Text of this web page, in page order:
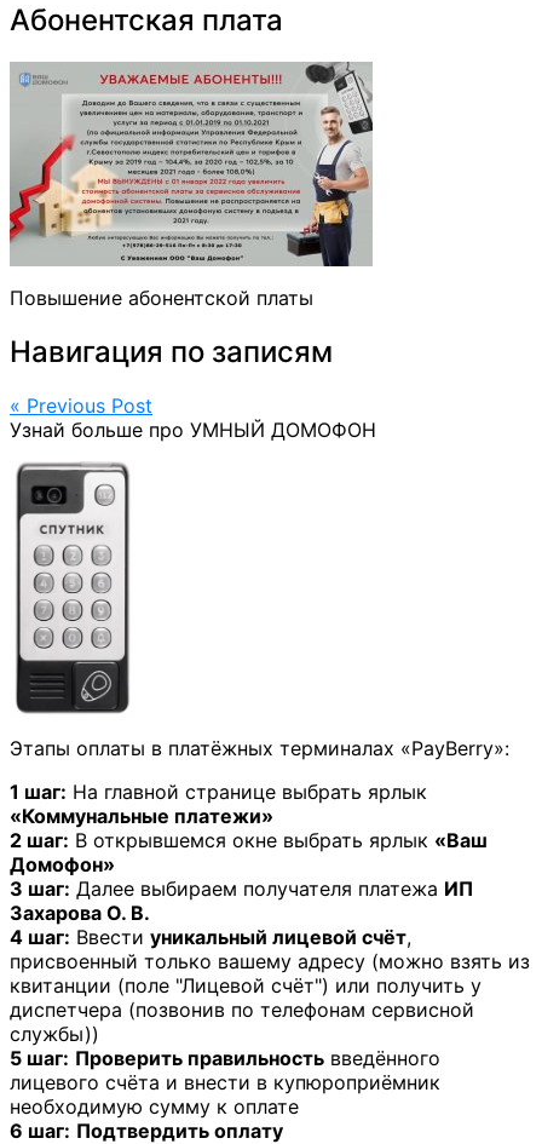
Абонентская плата
Повышение абонентской платы
Навигация по записям
« Previous Post
Узнай больше про УМНЫЙ ДОМОФОН
Этапы оплаты в платёжных терминалах «PayBerry»:
1 шаг: На главной странице выбрать ярлык
«Коммунальные платежи»
2 шаг: В открывшемся окне выбрать ярлык «Ваш
Домофон»
3 шаг: Далее выбираем получателя платежа ИП
Захарова О. В.
4 шаг: Ввести уникальный лицевой счёт,
присвоенный только вашему адресу (можно взять из
квитанции (поле "Лицевой счёт") или получить у
диспетчера (позвонив по телефонам сервисной
службы))
5 шаг: Проверить правильность введённого
лицевого счёта и внести в купюроприёмник
необходимую сумму к оплате
6 шаг: Подтвердить оплату